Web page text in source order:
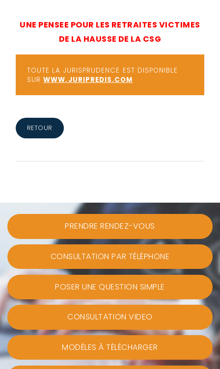
UNE PENSEE POUR LES RETRAITES VICTIMES
DE LA HAUSSE DE LA CSG
TOUTE LA JURISPRUDENCE EST DISPONIBLE
SURWWW.JURIPREDIS.COM
RETOUR
PRENDRE RENDEZ-VOUS
CONSULTATION PAR TÉLÉPHONE
POSER UNE QUESTION SIMPLE
CONSULTATION VIDEO
MODÈLES À TÉLÉCHARGER